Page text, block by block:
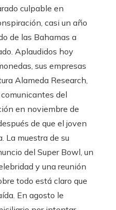
culpable en
casi un año
de las Bahamas a
Aplaudidos hoy
sus empresas
Alameda Research,
del
en noviembre de
de que el joven
La muestra de su
del Super Bowl, un
y una reunión
todo está claro que
En agosto le